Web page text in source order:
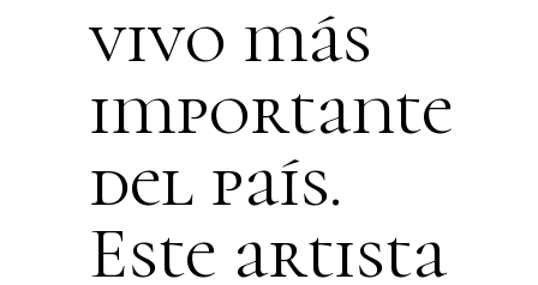
vivo más
importante
del país.
Este artista